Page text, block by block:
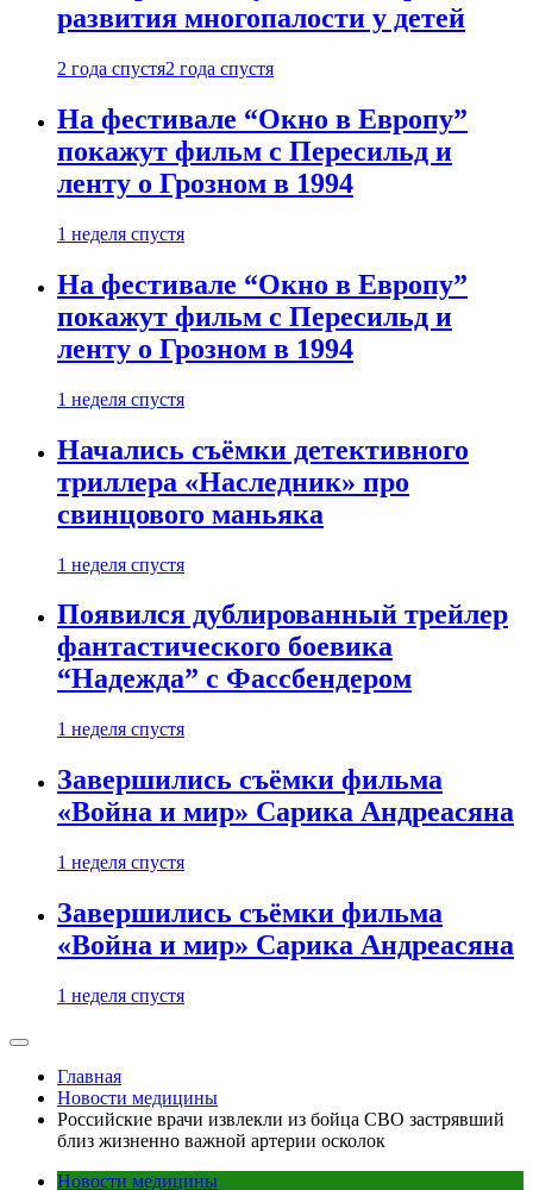
развития многопалости у детей
2 года спустя2 года спустя
На фестивале “Окно в Европу”
покажут фильм с Пересильд и
ленту о Грозном в 1994
1 неделя спустя
На фестивале “Окно в Европу”
покажут фильм с Пересильд и
ленту о Грозном в 1994
1 неделя спустя
Начались съёмки детективного
триллера «Наследник» про
свинцового маньяка
1 неделя спустя
Появился дублированный трейлер
фантастического боевика
“Надежда” с Фассбендером
1 неделя спустя
Завершились съёмки фильма
«Война и мир» Сарика Андреасяна
1 неделя спустя
Завершились съёмки фильма
«Война и мир» Сарика Андреасяна
1 неделя спустя
Главная
Новости медицины
Российские врачи извлекли из бойца СВО застрявший
близ жизненно важной артерии осколок
Новости медицины